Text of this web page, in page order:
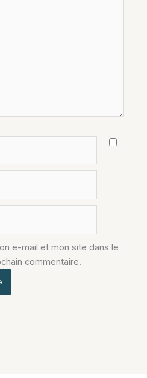
e-mail et mon site dans le
commentaire.